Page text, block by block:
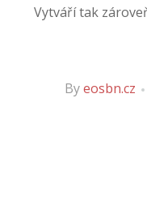
Vytváří tak
Byeosbn.cz